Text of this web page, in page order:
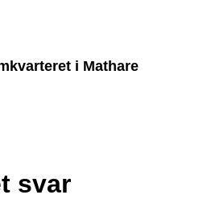
i Mathare
svar